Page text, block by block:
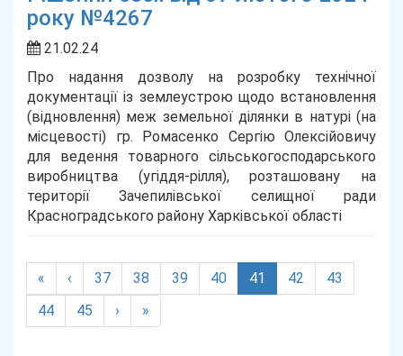
року №4267
21.02.24
Про надання дозволу на розробку технічної
документації із землеустрою щодо встановлення
(відновлення) меж земельної ділянки в натурі (на
місцевості) гр. Ромасенко Сергію Олексійовичу
для ведення товарного сільськогосподарського
виробництва (угіддя-рілля), розташовану на
території Зачепилівської селищної ради
Красноградського району Харківської області
« ‹ 37 38 39 40 41 (current)
42
43
44
45 › »